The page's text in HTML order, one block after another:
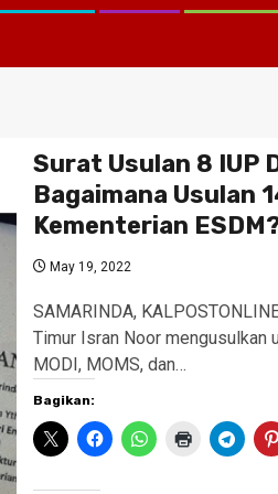
Surat Usulan 8 IUP
Bagaimana Usulan
Kementerian
May 19, 2022
SAMARINDA,
Timur Isran Noor mengusulkan
MODI, MOMS, dan…
Bagikan: